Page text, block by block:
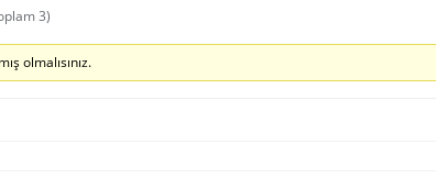
3)
olmalısınız.